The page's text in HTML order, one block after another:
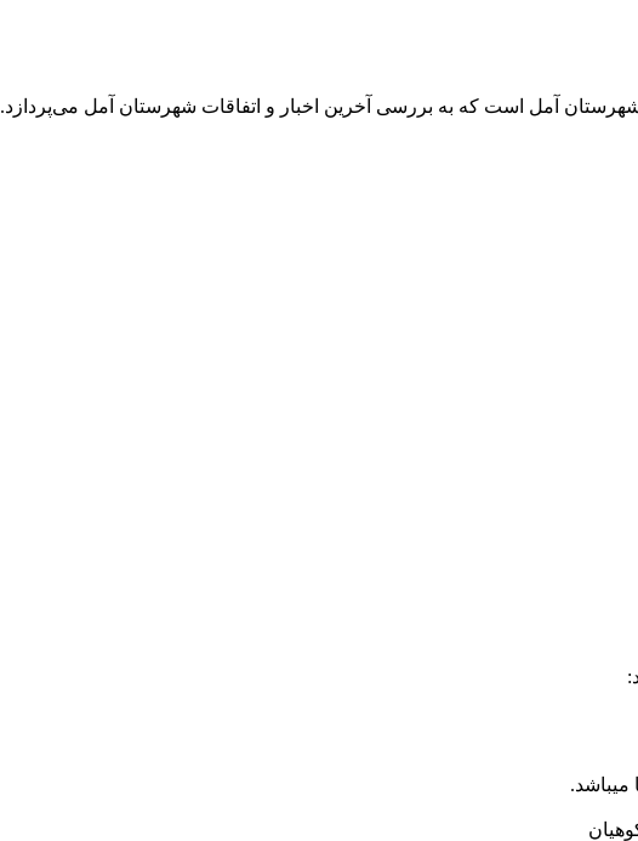
شهرستان آمل است که به بررسی آخرین اخبار و اتفاقات شهرستان آمل می‌پردازد.
میباشد.